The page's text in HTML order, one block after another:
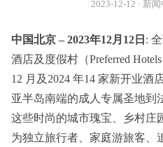
2023-12-12 · 新
中国北京 – 2023年12月12日 :
酒店及度假村（Preferred
12 月及2024 年14 家新开业酒
亚半岛南端的成人专属圣地到
这些时尚的城市瑰宝、乡村庄
为独立旅行者、家庭游旅客、